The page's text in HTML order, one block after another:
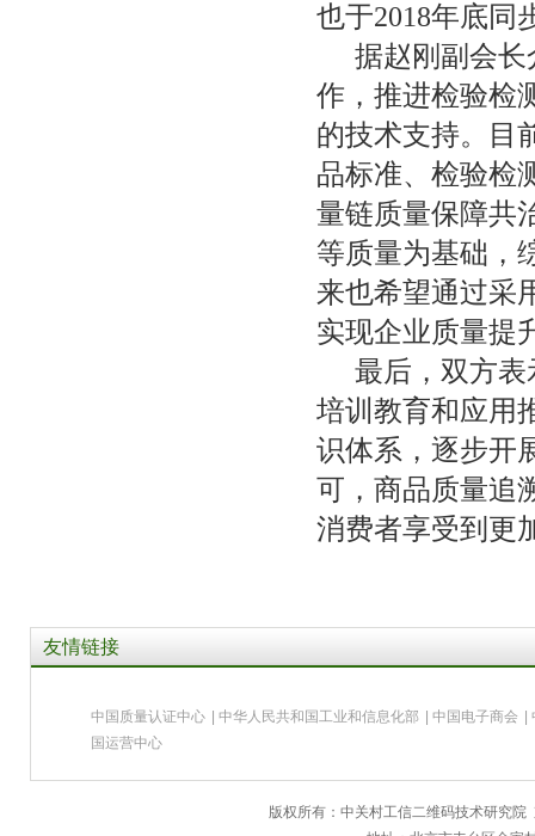
也于2018年底同
据赵刚副会长
作，推进检验检
的技术支持。目
品标准、检验检
量链质量保障共
等质量为基础，
来也希望通过采
实现企业质量提
最后，双方
培训教育和应用
识体系，逐步开
可，商品质量追
消费者享受到更
友情链接
中国质量认证中心 | 中华人民共和国工业和信息化部 | 中国电子商会 |
国运营中心
版权所有：中关村工信二维码技术研究院